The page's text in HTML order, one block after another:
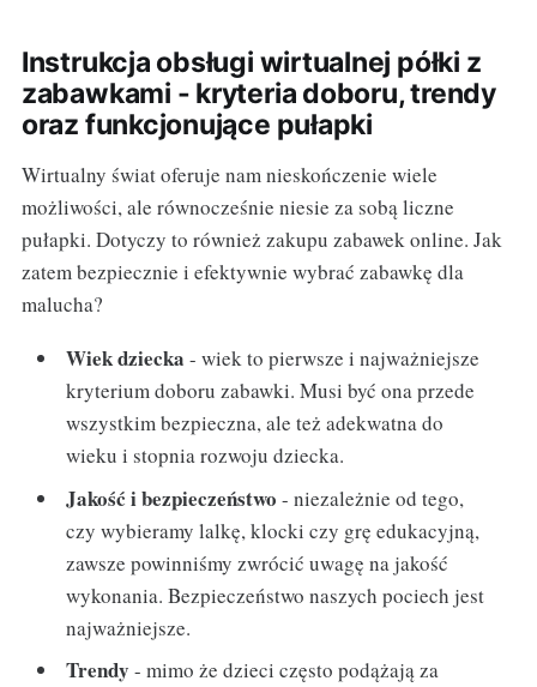
Instrukcja obsługi wirtualnej półki z
zabawkami - kryteria doboru, trendy
oraz funkcjonujące pułapki
Wirtualny świat oferuje nam nieskończenie wiele
możliwości, ale równocześnie niesie za sobą liczne
pułapki. Dotyczy to również zakupu zabawek online. Jak
zatem bezpiecznie i efektywnie wybrać zabawkę dla
malucha?
Wiek dziecka - wiek to pierwsze i najważniejsze
kryterium doboru zabawki. Musi być ona przede
wszystkim bezpieczna, ale też adekwatna do
wieku i stopnia rozwoju dziecka.
Jakość i bezpieczeństwo - niezależnie od tego,
czy wybieramy lalkę, klocki czy grę edukacyjną,
zawsze powinniśmy zwrócić uwagę na jakość
wykonania. Bezpieczeństwo naszych pociech jest
najważniejsze.
Trendy - mimo że dzieci często podążają za